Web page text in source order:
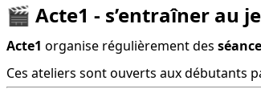
🎬 Acte1 - s’entraîner au
Acte1 organise régulièrement des
Ces ateliers sont ouverts aux débutants